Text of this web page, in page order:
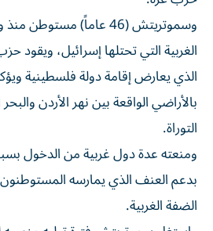
وسموتريتش (46 عاماً)
الغربية التي تحتلها إسرائيل، ويقود
الذي يعارض إقامة دولة فلسطينية
بالأراضي الواقعة بين نهر الأردن
التوراة.
ومنعته عدة دول غربية من الدخول
بدعم العنف الذي يمارسه
الضفة الغربية.